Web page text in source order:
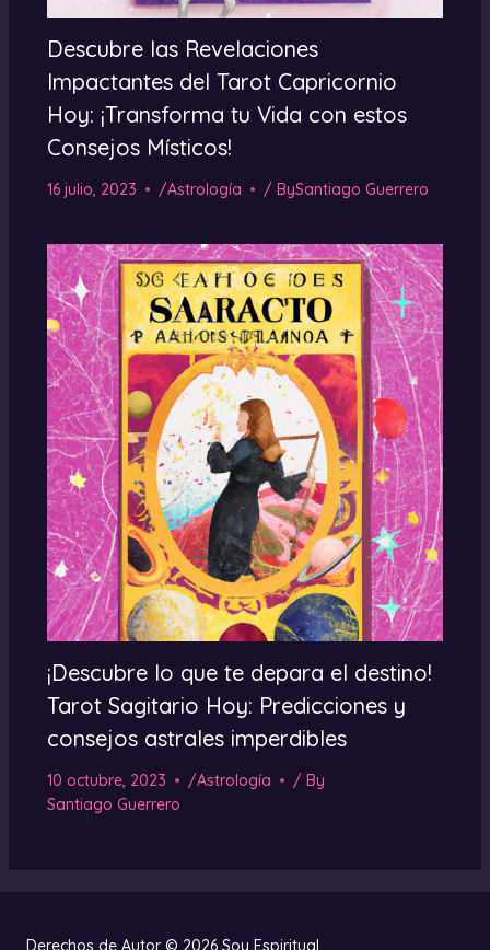
Descubre las Revelaciones
Impactantes del Tarot Capricornio
Hoy: ¡Transforma tu Vida con estos
Consejos Místicos!
16 julio, 2023 /Astrología / BySantiago Guerrero
¡Descubre lo que te depara el destino!
Tarot Sagitario Hoy: Predicciones y
consejos astrales imperdibles
10 octubre, 2023 /Astrología
/ By
Santiago Guerrero
Derechos de Autor © 2026 Soy Espiritual